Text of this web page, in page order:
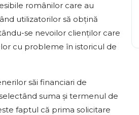
românilor care au
utilizatorilor să obțină
se nevoilor clienților care
cu probleme în istoricul de
săi financiari de
suma și termenul de
faptul că prima solicitare